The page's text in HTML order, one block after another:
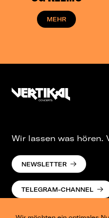
MEHR
Wir lassen was hören.
NEWSLETTER
TELEGRAM-CHANNEL